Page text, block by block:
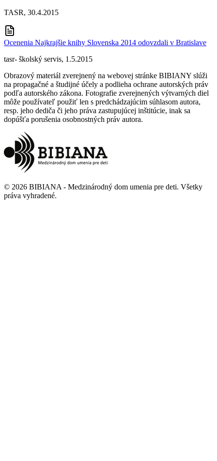
TASR, 30.4.2015
Ocenenia Najkrajšie knihy Slovenska 2014 odovzdali v Bratislave
tasr- školský servis, 1.5.2015
Obrazový materiál zverejnený na webovej stránke BIBIANY slúži
na propagačné a študijné účely a podlieha ochrane autorských práv
podľa autorského zákona. Fotografie zverejnených výtvarných diel
môže používateľ použiť len s predchádzajúcim súhlasom autora,
resp. jeho dediča či jeho práva zastupujúcej inštitúcie, inak sa
dopúšťa porušenia osobnostných práv autora.
© 2026 BIBIANA - Medzinárodný dom umenia pre deti. Všetky
práva vyhradené.